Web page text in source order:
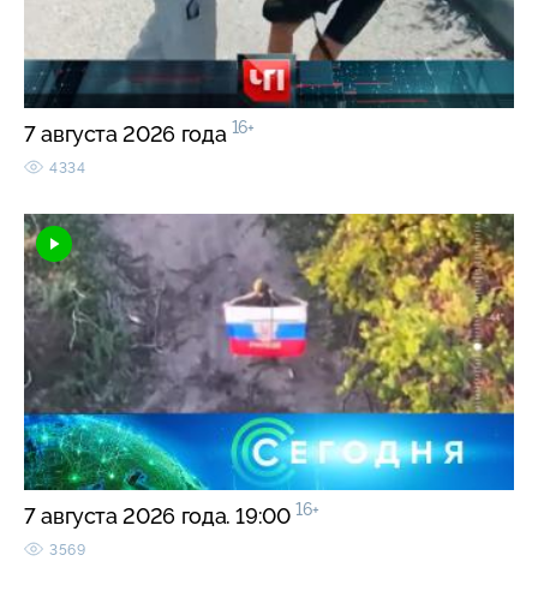
7 августа 2026 года 16+
4334
7 августа 2026 года. 19:00 16+
3569